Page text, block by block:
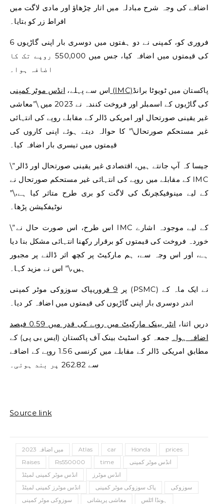
اضافے کی وجہ شرح مبادلہ میں اتار چڑھاؤ اور مادی لاگت میں
افراط زر کو بتایا۔
6 فروری کو، کمپنی نے دو ہفتوں میں دوسری بار اپنی گاڑیوں
کی قیمتوں میں اضافہ کیا، جس میں 550,000 روپے تک کا
اضافہ ہوا۔
اس سے پہلے، انڈس موٹر کمپنی (IMC)پاکستان میں ٹویوٹا برانڈ
کی گاڑیوں کے اسمبلر اور فروخت کنندہ نے 2023 میں \”معاشی
غیر یقینی صورتحال اور امریکی ڈالر کے مقابلے روپے کی انتہائی
غیر مستحکم صورتحال\” کا حوالہ دیتے ہوئے اپنی کاروں کی
قیمتوں میں تیسری بار اضافہ کیا۔
\”جیسا کہ آپ جانتے ہیں، اقتصادی غیر یقینی صورتحال اور ڈالر
کے مقابلے میں روپے کی انتہائی غیر مستحکم صورتحال نے IMC
کے لیے مینوفیکچرنگ کی لاگت کو بری طرح متاثر کیا ہے،\”
نوٹیفکیشن پڑھا۔
\”اس طرح، اس صورت حال نے IMC کے لیے موجودہ اشارے
خوردہ فروخت کی قیمتوں کو برقرار رکھنا انتہائی مشکل بنا دیا
ہے، اور اس وجہ سے، ہم مارکیٹ پر کچھ اثر ڈالنے پر مجبور
ہیں،\” اس نے مزید کہا۔
پر 9 فروری
پاک سوزوکی موٹر کمپنی (PSMC) نے ایک ماہ کے
اندر دوسری بار اپنی گاڑیوں کی قیمتوں میں اضافہ کر دیا۔
دریں اثنا،
انٹر بینک مارکیٹ میں روپے کی قدر میں 0.59 فیصد
اضافہ ہوا۔ جمعہ کو. اسٹیٹ بینک آف پاکستان (ایس بی پی) کے
مطابق امریکی ڈالر کے مقابلے میں کرنسی 1.56 روپے کے اضافے
سے 262.82 پر بند ہوئی۔
Source link
2023 میں اضافہ Atlas car Honda
prices
Raises
Rs550000 time
انڈس موٹر کمپنی
انڈس موٹر کمپنی لمیٹڈ
انڈس موٹرز
انڈس موٹرز کمپنی لمیٹڈ
پاک سوزوکی موٹر کمپنی
سوزوکی
سوزوکی موٹر کمپنی
معاشی پریشانی ہونڈا اٹلس